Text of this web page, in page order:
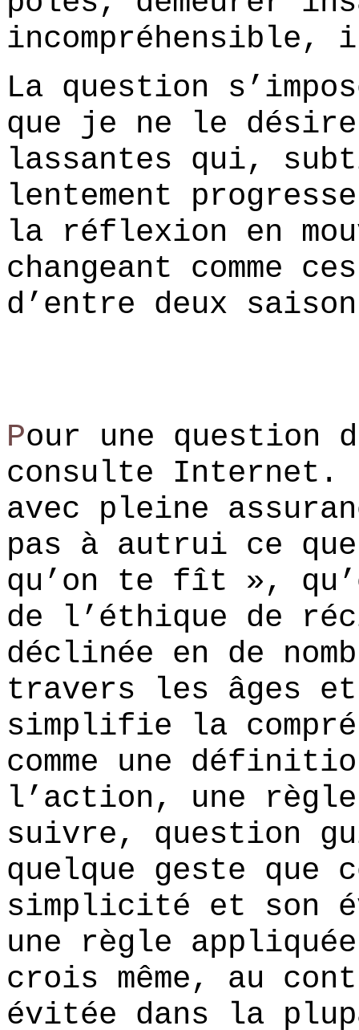
incompréhensible,
La question
que je ne le
lassantes qui,
lentement
la réflexion en
changeant comme
d’entre deux
Pour une question
consulte Internet.
avec pleine
pas à autrui ce
qu’on te fît »,
de l’éthique de
déclinée en de
travers les âges
simplifie la
comme une
l’action, une
suivre, question
quelque geste
simplicité et son
une règle
crois même, au
évitée dans la